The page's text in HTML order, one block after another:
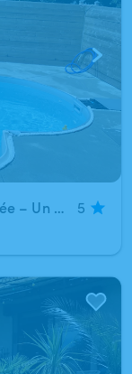
Piscine privée avec terrasse ensoleillée – Un véritable moment de détente
5